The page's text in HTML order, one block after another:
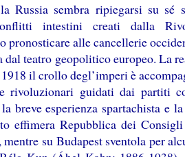
Russia sembra ripiegarsi su sé
intestini creati dalla
pronosticare alle cancellerie
dal teatro geopolitico europeo. La
il crollo degl’imperi è
rivoluzionari guidati dai partiti
breve esperienza spartachista e
effimera Repubblica dei
su Budapest sventola per